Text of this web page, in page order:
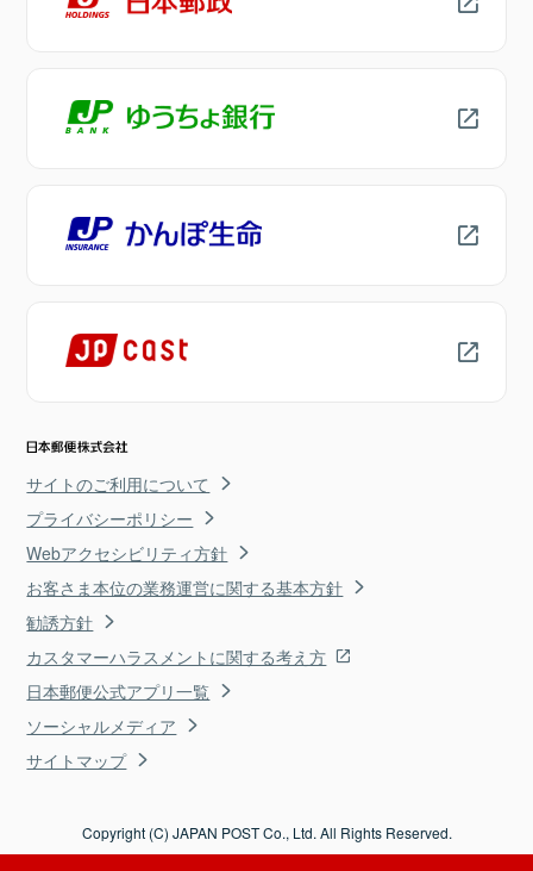
サイトのご利用について
プライバシーポリシー
Webアクセシビリティ方針
お客さま本位の業務運営に関する基本方針
勧誘方針
カスタマーハラスメントに関する考え方
日本郵便公式アプリ一覧
ソーシャルメディア
サイトマップ
Copyright (C) JAPAN POST Co., Ltd. All Rights Reserved.